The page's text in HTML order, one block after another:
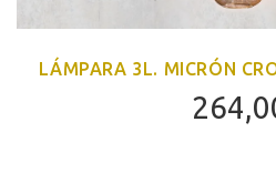
LÁMPARA 3L. MICRÓN